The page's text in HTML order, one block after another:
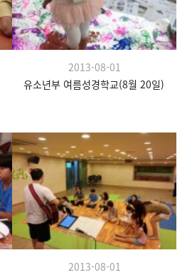
2013-08-01
유소년부 여름성경학교(8월 20일)
2013-08-01